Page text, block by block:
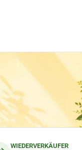
WIEDERVERKÄUFER